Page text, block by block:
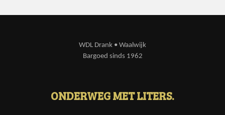
WDL Drank • Waalwijk
Bargoed sinds 1962
ONDERWEG MET LITERS.